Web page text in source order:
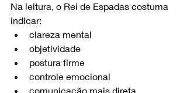
Na leitura, o Rei de Espadas costuma
indicar:
clareza mental
objetividade
postura firme
controle emocional
comunicação mais direta